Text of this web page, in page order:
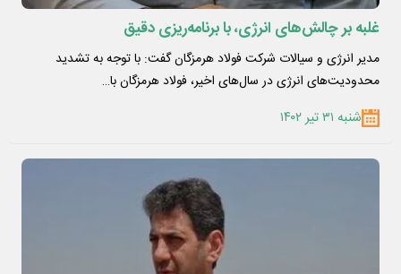
غلبه بر چالش‌های انرژی، با برنامه‌ریزی دقیق
مدیر انرژی و سیالات شرکت فولاد هرمزگان گفت: با توجه به تشدید
محدودیت‌های انرژی در سال‌های اخیر، فولاد هرمزگان با…
شنبه ۳۱ تیر ۱۴۰۲